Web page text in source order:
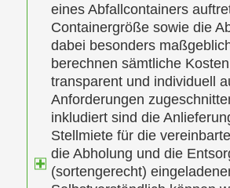
eines Abfallcontainers
Containergröße sowie die
dabei besonders
berechnen sämtliche Kosten
transparent und individuell
Anforderungen
inkludiert sind die
Stellmiete für die
die Abholung und die
(sortengerecht)